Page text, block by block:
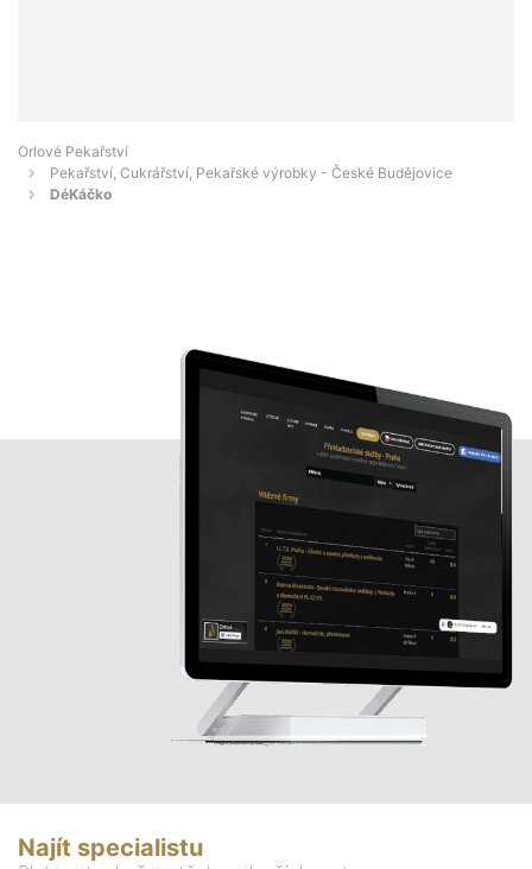
Orlové Pekařství
Pekařství, Cukrářství, Pekařské výrobky - České Budějovice
DéKáčko
Najít specialistu